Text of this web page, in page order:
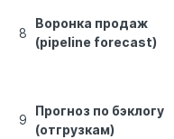
8
Воронка продаж
(pipeline forecast)
9
Прогноз по бэклогу
(отгрузкам)